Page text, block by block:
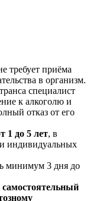
требует приёма
в организм.
специалист
к алкоголю и
отказ от его
1 до 5 лет, в
индивидуальных
минимум 3 дня до